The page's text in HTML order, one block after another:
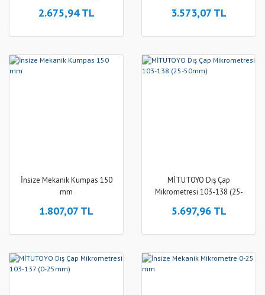
2.675,94 TL 3.573,07 TL
İnsize Mekanik Kumpas 150
mm
1.807,07 TL
MİTUTOYO Dış Çap
Mikrometresi 103-138 (25-
5.697,96 TL